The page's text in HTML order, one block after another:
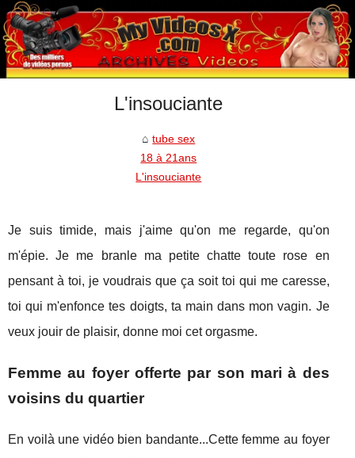
L'insouciante
tube sex
18 à 21ans
L'insouciante
Je suis timide, mais j'aime qu'on me regarde, qu'on
m'épie. Je me branle ma petite chatte toute rose en
pensant à toi, je voudrais que ça soit toi qui me caresse,
toi qui m'enfonce tes doigts, ta main dans mon vagin. Je
veux jouir de plaisir, donne moi cet orgasme.
Femme au foyer offerte par son mari à des
voisins du quartier
En voilà une vidéo bien bandante...Cette femme au foyer